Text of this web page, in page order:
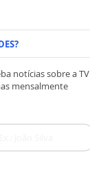
notícias sobre a TV
mensalmente